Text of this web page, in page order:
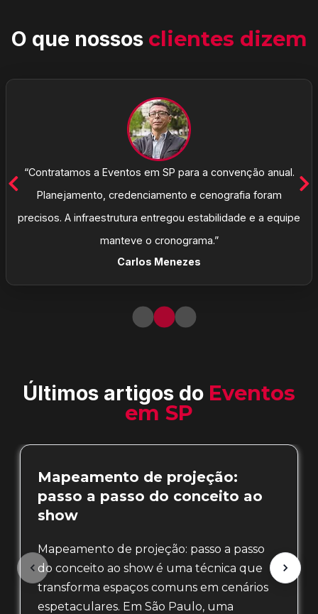
O que nossos clientes dizem
“Contratamos a Eventos em SP para a convenção anual.
Planejamento, credenciamento e cenografia foram
precisos. A infraestrutura entregou estabilidade e a equipe
manteve o cronograma.”
Carlos Menezes
Últimos artigos do Eventos
em SP
Mapeamento de projeção:
passo a passo do conceito ao
show
Mapeamento de projeção: passo a passo
do conceito ao show é uma técnica que
transforma espaços comuns em cenários
espetaculares. Em São Paulo, uma